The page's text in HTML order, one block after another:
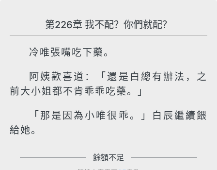
第226章 我不配？你們就配？
冷唯張嘴吃下藥。
阿姨歡喜道：「還是白總有辦法，之
前大小姐都不肯乖乖吃藥。」
「那是因為小唯很乖。」白辰繼續餵
給她。
餘額不足